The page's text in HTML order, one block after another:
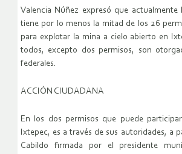
Valencia Núñez expresó que actualmente
tiene por lo menos la mitad de los 26
para explotar la mina a cielo abierto en
todos, excepto dos permisos, son
federales.
ACCIÓN CIUDADANA
En los dos permisos que puede
Ixtepec, es a través de sus autoridades, a
Cabildo firmada por el presidente